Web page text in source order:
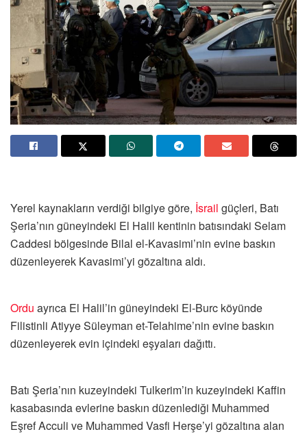
Yerel kaynakların verdiği bilgiye göre, İsrail güçleri, Batı
Şeria’nın güneyindeki El Halil kentinin batısındaki Selam
Caddesi bölgesinde Bilal el-Kavasimi’nin evine baskın
düzenleyerek Kavasimi’yi gözaltına aldı.
Ordu ayrıca El Halil’in güneyindeki El-Burc köyünde
Filistinli Atiyye Süleyman et-Telahime’nin evine baskın
düzenleyerek evin içindeki eşyaları dağıttı.
Batı Şeria’nın kuzeyindeki Tulkerim’in kuzeyindeki Kaffin
kasabasında evlerine baskın düzenlediği Muhammed
Eşref Acculi ve Muhammed Vasfi Herşe’yi gözaltına alan